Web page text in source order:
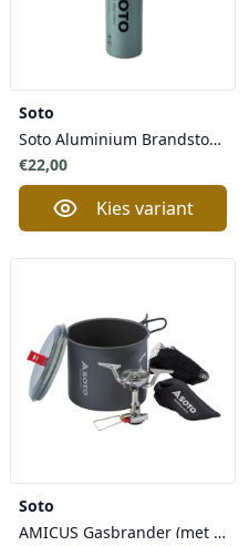
Soto
Soto Aluminium Brandstoffles voor SOTO MUKA, StormBreaker met SmartPump Systeem
€22,00
Kies variant
Soto
AMICUS Gasbrander (met piezo ontsteker) + New River Pot Pan Combo